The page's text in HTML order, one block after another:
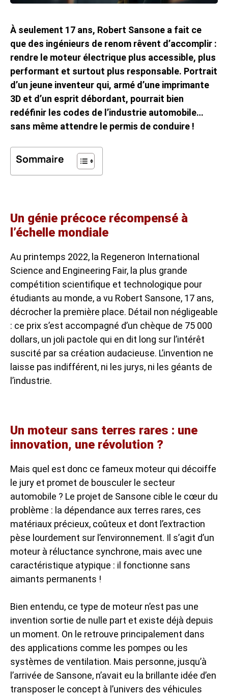
À seulement 17 ans, Robert Sansone a fait ce
que des ingénieurs de renom rêvent d’accomplir :
rendre le moteur électrique plus accessible, plus
performant et surtout plus responsable. Portrait
d’un jeune inventeur qui, armé d’une imprimante
3D et d’un esprit débordant, pourrait bien
redéfinir les codes de l’industrie automobile…
sans même attendre le permis de conduire !
Sommaire
Un génie précoce récompensé à
l’échelle mondiale
Au printemps 2022, la Regeneron International
Science and Engineering Fair, la plus grande
compétition scientifique et technologique pour
étudiants au monde, a vu Robert Sansone, 17 ans,
décrocher la première place. Détail non négligeable
: ce prix s’est accompagné d’un chèque de 75 000
dollars, un joli pactole qui en dit long sur l’intérêt
suscité par sa création audacieuse. L’invention ne
laisse pas indifférent, ni les jurys, ni les géants de
l’industrie.
Un moteur sans terres rares : une
innovation, une révolution ?
Mais quel est donc ce fameux moteur qui décoiffe
le jury et promet de bousculer le secteur
automobile ? Le projet de Sansone cible le cœur du
problème : la dépendance aux terres rares, ces
matériaux précieux, coûteux et dont l’extraction
pèse lourdement sur l’environnement. Il s’agit d’un
moteur à réluctance synchrone, mais avec une
caractéristique atypique : il fonctionne sans
aimants permanents !
Bien entendu, ce type de moteur n’est pas une
invention sortie de nulle part et existe déjà depuis
un moment. On le retrouve principalement dans
des applications comme les pompes ou les
systèmes de ventilation. Mais personne, jusqu’à
l’arrivée de Sansone, n’avait eu la brillante idée d’en
transposer le concept à l’univers des véhicules